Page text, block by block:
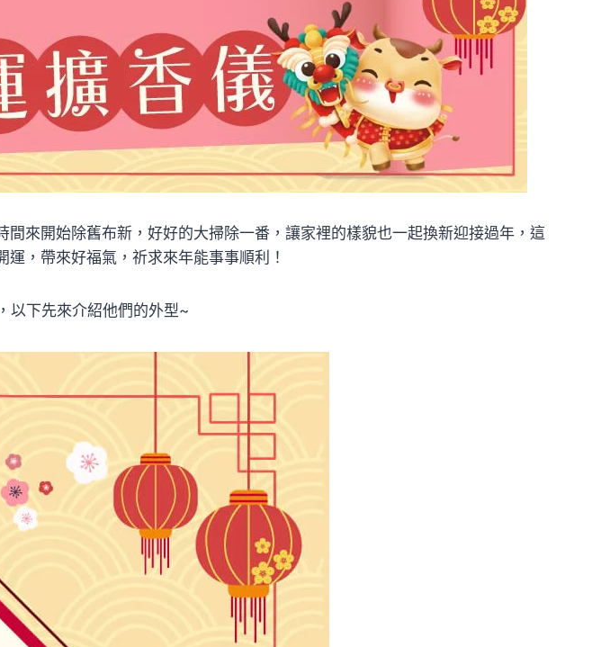
來開始除舊布新，好好的大掃除一番，讓家裡的樣貌也一起換新迎接過年，這
，帶來好福氣，祈求來年能事事順利！
以下先來介紹他們的外型~